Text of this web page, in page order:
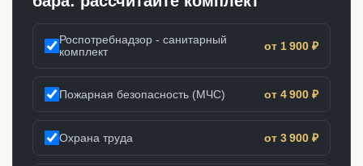
Роспотребнадзор - санитарный
комплект
от 1 900 ₽
Пожарная безопасность (МЧС) от 4 900 ₽
Охрана труда от 3 900 ₽